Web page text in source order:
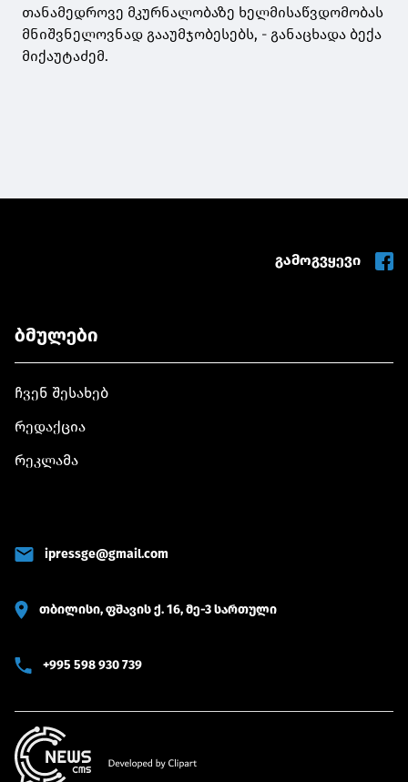
თანამედროვე მკურნალობაზე ხელმისაწვდომობას
მნიშვნელოვნად გააუმჯობესებს, - განაცხადა ბექა
მიქაუტაძემ.
გამოგვყევი
ბმულები
ჩვენ შესახებ
რედაქცია
რეკლამა
ipressge@gmail.com
თბილისი, ფშავის ქ. 16, მე-3 სართული
+995 598 930 739